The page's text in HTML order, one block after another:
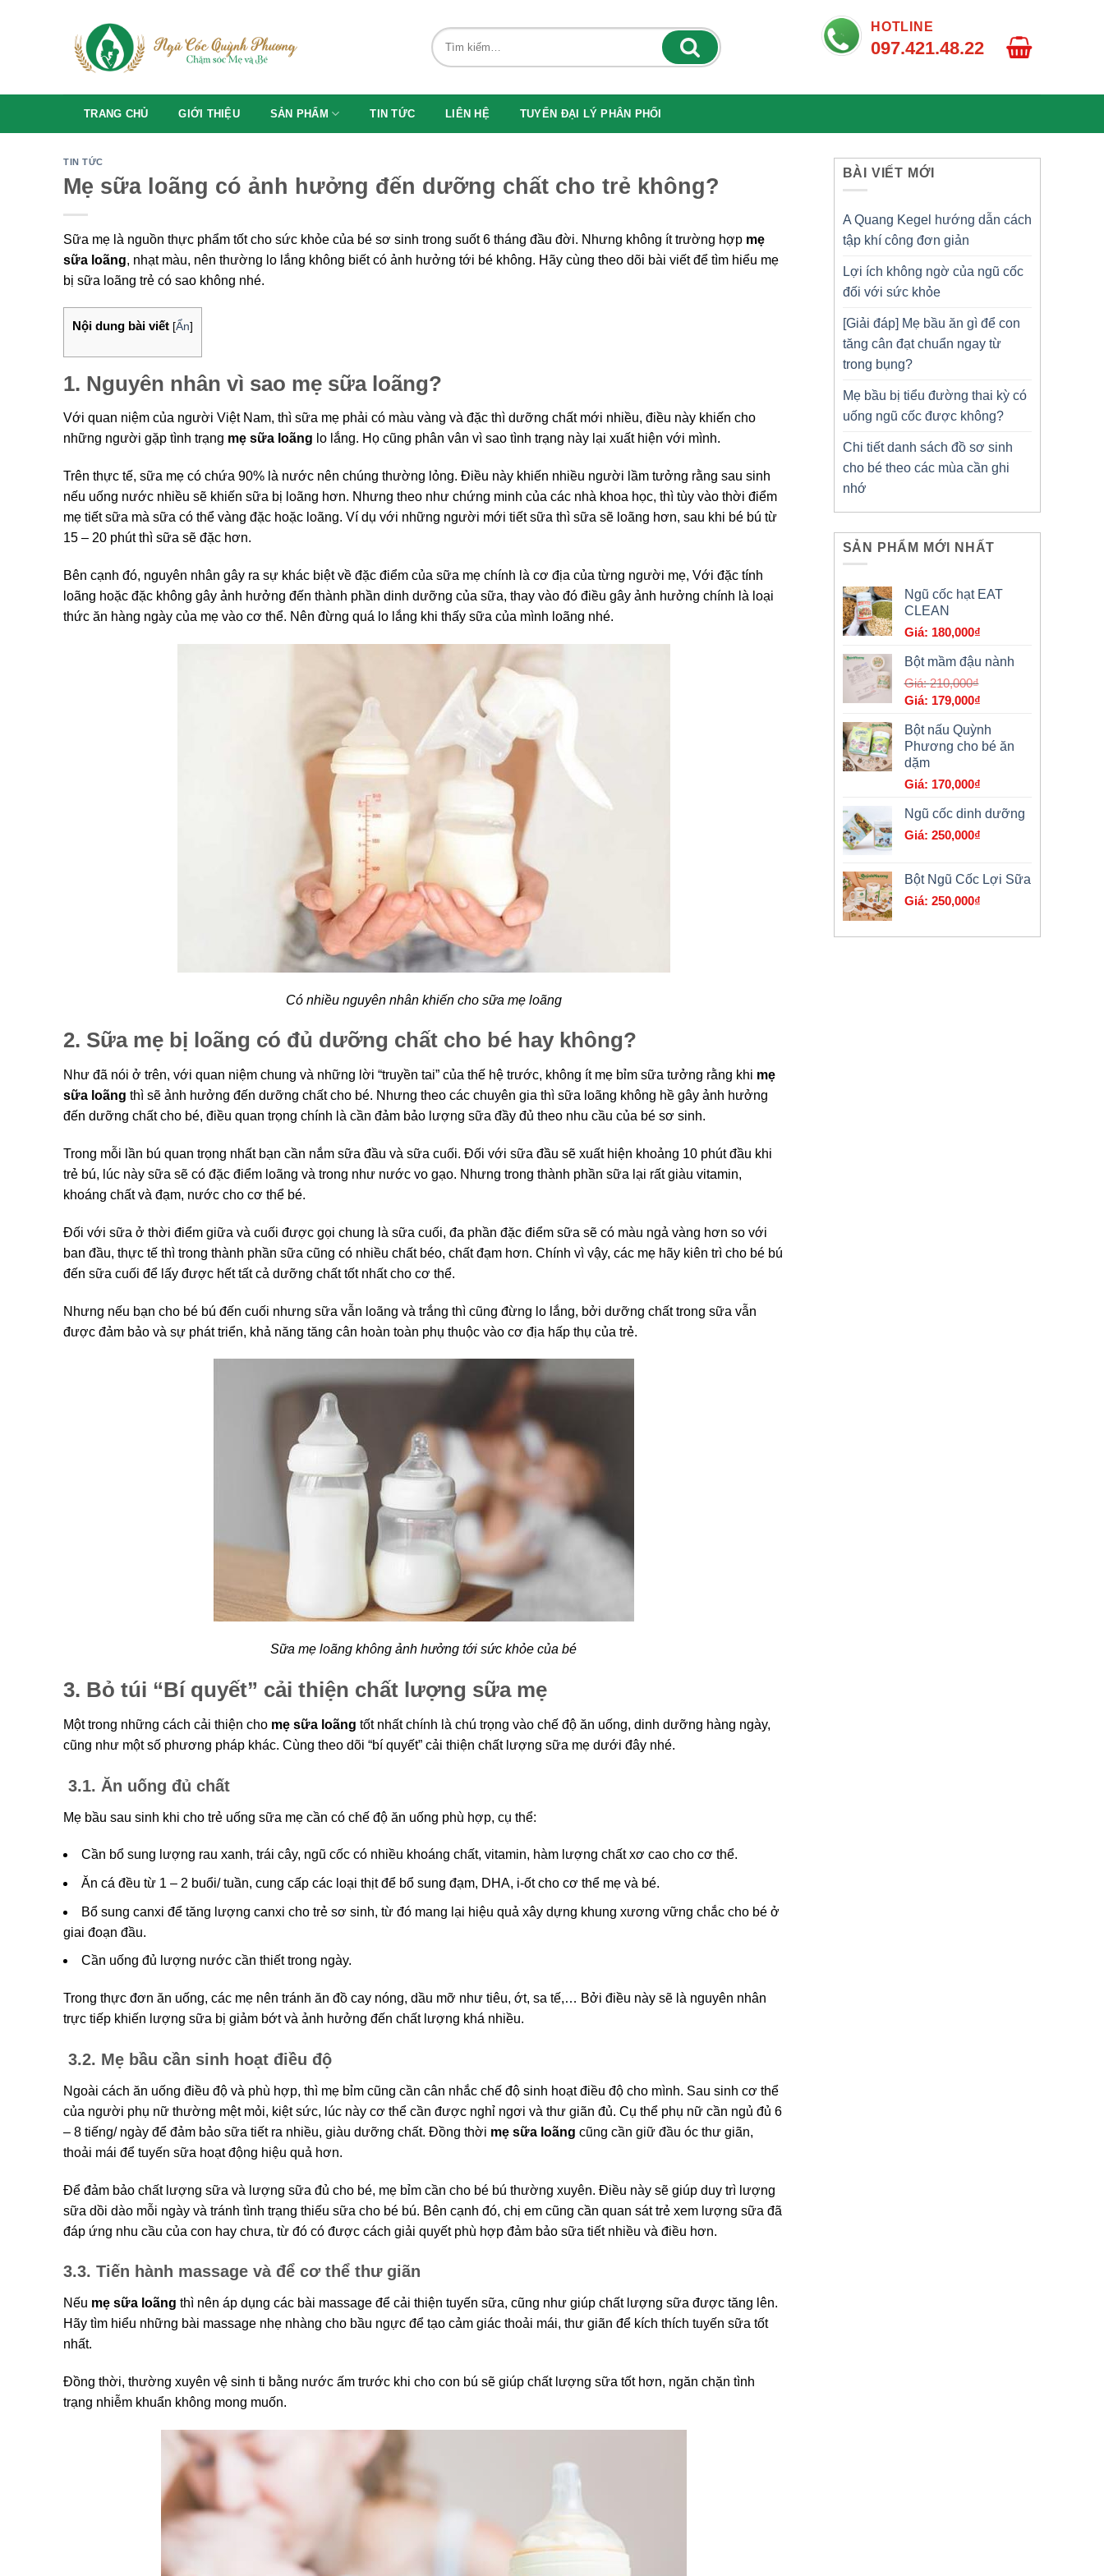
HOTLINE
097.421.48.22
TRANG CHỦ GIỚI THIỆU SẢN PHẨM TIN TỨC LIÊN HỆ TUYỂN ĐẠI LÝ PHÂN PHỐI
TIN TỨC
Mẹ sữa loãng có ảnh hưởng đến dưỡng chất cho trẻ không?
Sữa mẹ là nguồn thực phẩm tốt cho sức khỏe của bé sơ sinh trong suốt 6 tháng đầu đời. Nhưng không ít trường hợp mẹ
sữa loãng, nhạt màu, nên thường lo lắng không biết có ảnh hưởng tới bé không. Hãy cùng theo dõi bài viết để tìm hiểu mẹ
bị sữa loãng trẻ có sao không nhé.
Nội dung bài viết [Ẩn]
1. Nguyên nhân vì sao mẹ sữa loãng?
Với quan niệm của người Việt Nam, thì sữa mẹ phải có màu vàng và đặc thì dưỡng chất mới nhiều, điều này khiến cho
những người gặp tình trạng mẹ sữa loãng lo lắng. Họ cũng phân vân vì sao tình trạng này lại xuất hiện với mình.
Trên thực tế, sữa mẹ có chứa 90% là nước nên chúng thường lỏng. Điều này khiến nhiều người lầm tưởng rằng sau sinh
nếu uống nước nhiều sẽ khiến sữa bị loãng hơn. Nhưng theo như chứng minh của các nhà khoa học, thì tùy vào thời điểm
mẹ tiết sữa mà sữa có thể vàng đặc hoặc loãng. Ví dụ với những người mới tiết sữa thì sữa sẽ loãng hơn, sau khi bé bú từ
15 – 20 phút thì sữa sẽ đặc hơn.
Bên cạnh đó, nguyên nhân gây ra sự khác biệt về đặc điểm của sữa mẹ chính là cơ địa của từng người mẹ, Với đặc tính
loãng hoặc đặc không gây ảnh hưởng đến thành phần dinh dưỡng của sữa, thay vào đó điều gây ảnh hưởng chính là loại
thức ăn hàng ngày của mẹ vào cơ thể. Nên đừng quá lo lắng khi thấy sữa của mình loãng nhé.
Có nhiều nguyên nhân khiến cho sữa mẹ loãng
2. Sữa mẹ bị loãng có đủ dưỡng chất cho bé hay không?
Như đã nói ở trên, với quan niệm chung và những lời “truyền tai” của thế hệ trước, không ít mẹ bỉm sữa tưởng rằng khi mẹ
sữa loãng thì sẽ ảnh hưởng đến dưỡng chất cho bé. Nhưng theo các chuyên gia thì sữa loãng không hề gây ảnh hưởng
đến dưỡng chất cho bé, điều quan trọng chính là cần đảm bảo lượng sữa đầy đủ theo nhu cầu của bé sơ sinh.
Trong mỗi lần bú quan trọng nhất bạn cần nắm sữa đầu và sữa cuối. Đối với sữa đầu sẽ xuất hiện khoảng 10 phút đầu khi
trẻ bú, lúc này sữa sẽ có đặc điểm loãng và trong như nước vo gạo. Nhưng trong thành phần sữa lại rất giàu vitamin,
khoáng chất và đạm, nước cho cơ thể bé.
Đối với sữa ở thời điểm giữa và cuối được gọi chung là sữa cuối, đa phần đặc điểm sữa sẽ có màu ngả vàng hơn so với
ban đầu, thực tế thì trong thành phần sữa cũng có nhiều chất béo, chất đạm hơn. Chính vì vậy, các mẹ hãy kiên trì cho bé bú
đến sữa cuối để lấy được hết tất cả dưỡng chất tốt nhất cho cơ thể.
Nhưng nếu bạn cho bé bú đến cuối nhưng sữa vẫn loãng và trắng thì cũng đừng lo lắng, bởi dưỡng chất trong sữa vẫn
được đảm bảo và sự phát triển, khả năng tăng cân hoàn toàn phụ thuộc vào cơ địa hấp thụ của trẻ.
Sữa mẹ loãng không ảnh hưởng tới sức khỏe của bé
3. Bỏ túi “Bí quyết” cải thiện chất lượng sữa mẹ
Một trong những cách cải thiện cho mẹ sữa loãng tốt nhất chính là chú trọng vào chế độ ăn uống, dinh dưỡng hàng ngày,
cũng như một số phương pháp khác. Cùng theo dõi “bí quyết” cải thiện chất lượng sữa mẹ dưới đây nhé.
3.1. Ăn uống đủ chất
Mẹ bầu sau sinh khi cho trẻ uống sữa mẹ cần có chế độ ăn uống phù hợp, cụ thể:
Cần bổ sung lượng rau xanh, trái cây, ngũ cốc có nhiều khoáng chất, vitamin, hàm lượng chất xơ cao cho cơ thể.
Ăn cá đều từ 1 – 2 buổi/ tuần, cung cấp các loại thịt để bổ sung đạm, DHA, i-ốt cho cơ thể mẹ và bé.
Bổ sung canxi để tăng lượng canxi cho trẻ sơ sinh, từ đó mang lại hiệu quả xây dựng khung xương vững chắc cho bé ở
giai đoạn đầu.
Cần uống đủ lượng nước cần thiết trong ngày.
Trong thực đơn ăn uống, các mẹ nên tránh ăn đồ cay nóng, dầu mỡ như tiêu, ớt, sa tế,… Bởi điều này sẽ là nguyên nhân
trực tiếp khiến lượng sữa bị giảm bớt và ảnh hưởng đến chất lượng khá nhiều.
3.2. Mẹ bầu cần sinh hoạt điều độ
Ngoài cách ăn uống điều độ và phù hợp, thì mẹ bỉm cũng cần cân nhắc chế độ sinh hoạt điều độ cho mình. Sau sinh cơ thể
của người phụ nữ thường mệt mỏi, kiệt sức, lúc này cơ thể cần được nghỉ ngơi và thư giãn đủ. Cụ thể phụ nữ cần ngủ đủ 6
– 8 tiếng/ ngày để đảm bảo sữa tiết ra nhiều, giàu dưỡng chất. Đồng thời mẹ sữa loãng cũng cần giữ đầu óc thư giãn,
thoải mái để tuyến sữa hoạt động hiệu quả hơn.
Để đảm bảo chất lượng sữa và lượng sữa đủ cho bé, mẹ bỉm cần cho bé bú thường xuyên. Điều này sẽ giúp duy trì lượng
sữa dồi dào mỗi ngày và tránh tình trạng thiếu sữa cho bé bú. Bên cạnh đó, chị em cũng cần quan sát trẻ xem lượng sữa đã
đáp ứng nhu cầu của con hay chưa, từ đó có được cách giải quyết phù hợp đảm bảo sữa tiết nhiều và điều hơn.
3.3. Tiến hành massage và để cơ thể thư giãn
Nếu mẹ sữa loãng thì nên áp dụng các bài massage để cải thiện tuyến sữa, cũng như giúp chất lượng sữa được tăng lên.
Hãy tìm hiểu những bài massage nhẹ nhàng cho bầu ngực để tạo cảm giác thoải mái, thư giãn để kích thích tuyến sữa tốt
nhất.
Đồng thời, thường xuyên vệ sinh ti bằng nước ấm trước khi cho con bú sẽ giúp chất lượng sữa tốt hơn, ngăn chặn tình
trạng nhiễm khuẩn không mong muốn.
BÀI VIẾT MỚI
A Quang Kegel hướng dẫn cách
tập khí công đơn giản
Lợi ích không ngờ của ngũ cốc
đối với sức khỏe
[Giải đáp] Mẹ bầu ăn gì để con
tăng cân đạt chuẩn ngay từ
trong bụng?
Mẹ bầu bị tiểu đường thai kỳ có
uống ngũ cốc được không?
Chi tiết danh sách đồ sơ sinh
cho bé theo các mùa cần ghi
nhớ
SẢN PHẨM MỚI NHẤT
Ngũ cốc hạt EAT
CLEAN
180,000₫
Bột mầm đậu nành
210,000₫
210,000₫.
179,000₫Giá
tại
là:
Bột nấu Quỳnh
Phương cho bé ăn
dặm
170,000₫
Ngũ cốc dinh dưỡng
250,000₫
Bột Ngũ Cốc Lợi Sữa
250,000₫